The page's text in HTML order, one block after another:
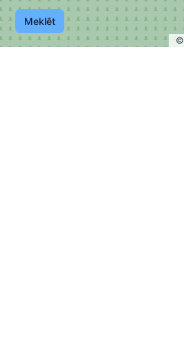
Meklēt
©